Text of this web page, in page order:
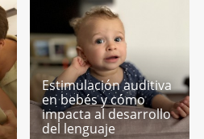
Estimulación auditiva
en bebés y cómo
impacta al desarrollo
del lenguaje